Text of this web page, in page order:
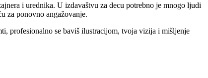
i urednika. U izdavaštvu za decu potrebno je mnogo ljudi
za ponovno angažovanje.
profesionalno se baviš ilustracijom, tvoja vizija i mišljenje